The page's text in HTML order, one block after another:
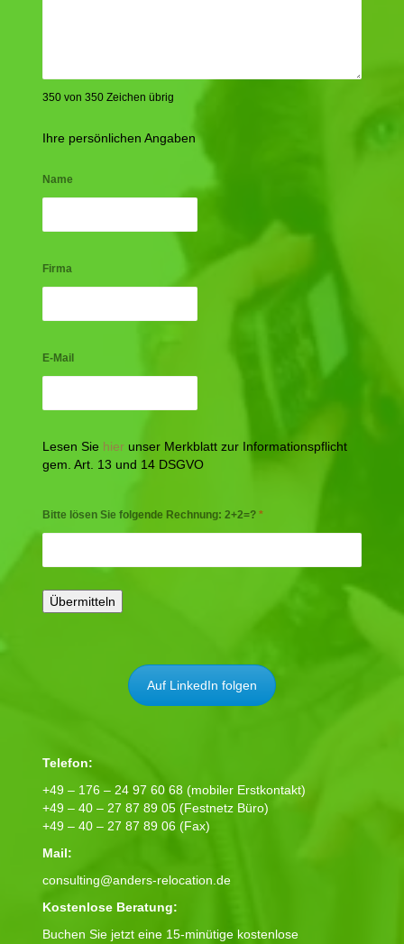
350 von 350 Zeichen übrig
Ihre persönlichen Angaben
Name
Firma
E-Mail
Lesen Sie hier unser Merkblatt zur Informationspflicht
gem. Art. 13 und 14 DSGVO
Bitte lösen Sie folgende Rechnung: 2+2=? *
Auf LinkedIn folgen
Telefon:
+49 – 176 – 24 97 60 68 (mobiler Erstkontakt)
+49 – 40 – 27 87 89 05 (Festnetz Büro)
+49 – 40 – 27 87 89 06 (Fax)
Mail:
consulting@anders-relocation.de
Kostenlose Beratung:
Buchen Sie jetzt eine 15-minütige kostenlose